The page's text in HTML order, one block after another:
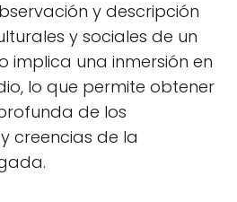
y descripción
y sociales de un
implica una inmersión en
lo que permite obtener
de los
creencias de la